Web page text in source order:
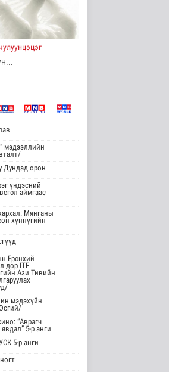
59 минутын өмнө
иргэд
зэвсгийн
бодлогы..
11 минутын өмнө
Ирантай
гарц эрэлх..
19 минутын өмнө
даяар хэт халалт
байна
27 минутын өмнө
үертэй байна
45 минутын өмнө
107 ШТС-аар
автобензин
байна
52 минутын өмнө
улсын туршлага
сургалт,
14 ..
мэдээллийн
Дундад орон
үндэсний
аймгаас
Мянганы
хүннүгийн
Ерөнхий
дор ITF
Ази Тивийн
мэдэхүйн
“Аврагч
5-р анги
5-р анги